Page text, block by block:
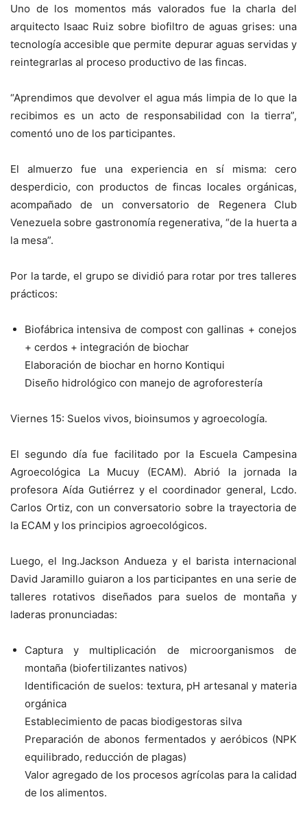
Uno de los momentos más valorados fue la charla del
arquitecto Isaac Ruiz sobre biofiltro de aguas grises: una
tecnología accesible que permite depurar aguas servidas y
reintegrarlas al proceso productivo de las fincas.
“Aprendimos que devolver el agua más limpia de lo que la
recibimos es un acto de responsabilidad con la tierra”,
comentó uno de los participantes.
El almuerzo fue una experiencia en sí misma: cero
desperdicio, con productos de fincas locales orgánicas,
acompañado de un conversatorio de Regenera Club
Venezuela sobre gastronomía regenerativa, “de la huerta a
la mesa”.
Por la tarde, el grupo se dividió para rotar por tres talleres
prácticos:
Biofábrica intensiva de compost con gallinas + conejos
+ cerdos + integración de biochar
Elaboración de biochar en horno Kontiqui
Diseño hidrológico con manejo de agroforestería
Viernes 15: Suelos vivos, bioinsumos y agroecología.
El segundo día fue facilitado por la Escuela Campesina
Agroecológica La Mucuy (ECAM). Abrió la jornada la
profesora Aída Gutiérrez y el coordinador general, Lcdo.
Carlos Ortiz, con un conversatorio sobre la trayectoria de
la ECAM y los principios agroecológicos.
Luego, el Ing.Jackson Andueza y el barista internacional
David Jaramillo guiaron a los participantes en una serie de
talleres rotativos diseñados para suelos de montaña y
laderas pronunciadas:
Captura y multiplicación de microorganismos de
montaña (biofertilizantes nativos)
Identificación de suelos: textura, pH artesanal y materia
orgánica
Establecimiento de pacas biodigestoras silva
Preparación de abonos fermentados y aeróbicos (NPK
equilibrado, reducción de plagas)
Valor agregado de los procesos agrícolas para la calidad
de los alimentos.